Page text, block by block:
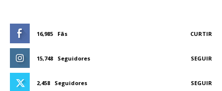
16,985 Fãs CURTIR
15,748 Seguidores SEGUIR
2,458 Seguidores SEGUIR